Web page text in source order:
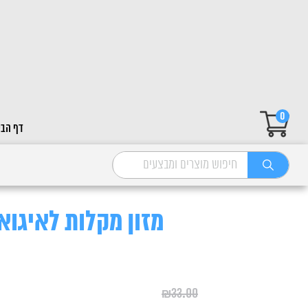
0
דף
מזון מקלות לאיגואנה
₪33.00